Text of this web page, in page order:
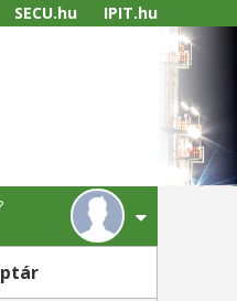
SECU.hu IPIT.hu